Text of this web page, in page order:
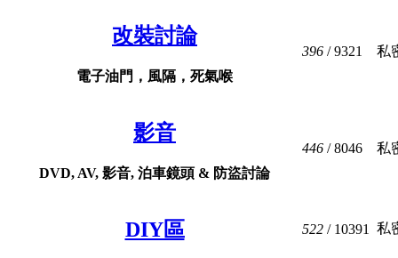
改裝討論
電子油門，風隔，死氣喉
396 / 9321 私
影音
DVD, AV, 影音, 泊車鏡頭 & 防盜討論
446 / 8046 私
DIY區 522 / 10391 私